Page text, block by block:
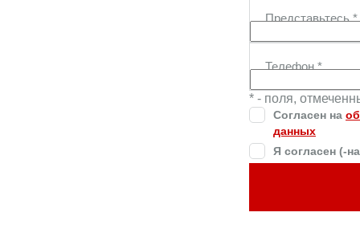
Представьтесь*
Телефон*
* - поля,
Согласен на
данных
Я согласен (-